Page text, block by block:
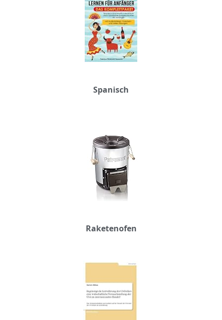
Spanisch
Raketenofen